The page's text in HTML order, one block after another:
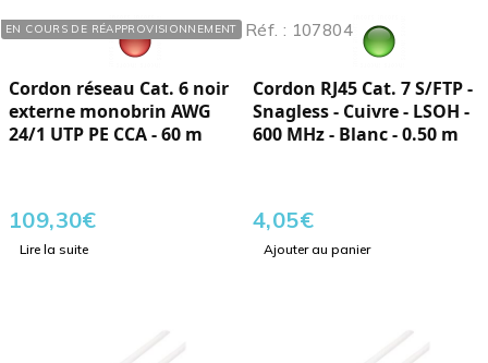
EN COURS DE RÉAPPROVISIONNEMENT
Réf. : 170249
Cordon réseau Cat. 6 noir
externe monobrin AWG
24/1 UTP PE CCA - 60 m
109,30€
Lire la suite
Réf. : 107804
Cordon RJ45 Cat. 7 S/FTP -
Snagless - Cuivre - LSOH -
600 MHz - Blanc - 0.50 m
4,05€
Ajouter au panier